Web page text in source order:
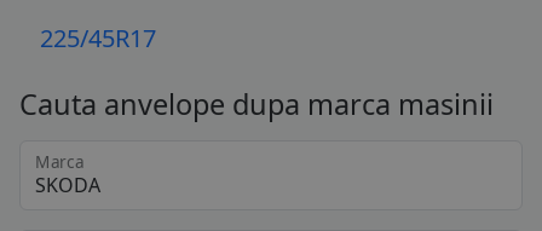
225/45R17
Cauta anvelope dupa marca masinii
Marca